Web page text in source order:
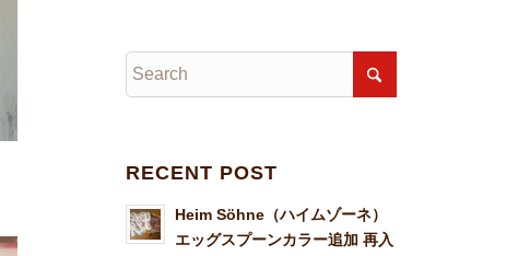
RECENT POST
Heim Söhne（ハイムゾーネ）
エッグスプーンカラー追加 再入